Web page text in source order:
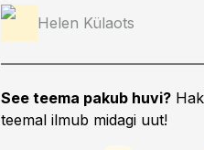
Helen Külaots
See teema pakub huvi?
teemal ilmub midagi uut!